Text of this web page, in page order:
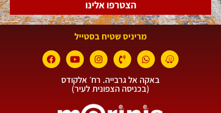
הצטרפו אלינו
מריניס שטיח בסטייל
באקה אל גרבייה. רח׳ אלקודס
(בכניסה הצפונית לעיר)